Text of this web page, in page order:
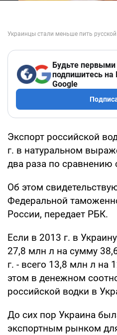
Будьте первыми
подпишитесь на
Google
Экспорт российской
г. в натуральном
два раза по
Об этом
Федеральной
России, передает РБК.
Если в 2013 г. в
27,8 млн л на сумму
г. - всего 13,8 млн л на
этом в денежном
российской водки в
До сих пор Украина
экспортным рынком